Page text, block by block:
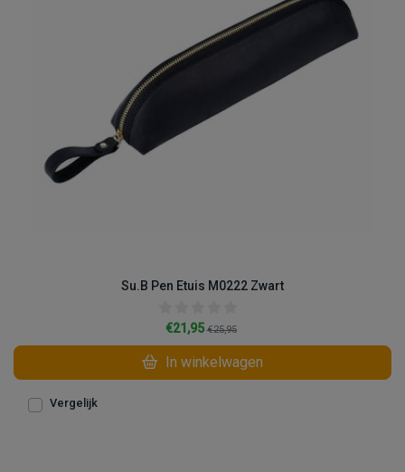
Su.B Pen Etuis M0222 Zwart
€21,95€25,95
In winkelwagen
Vergelijk